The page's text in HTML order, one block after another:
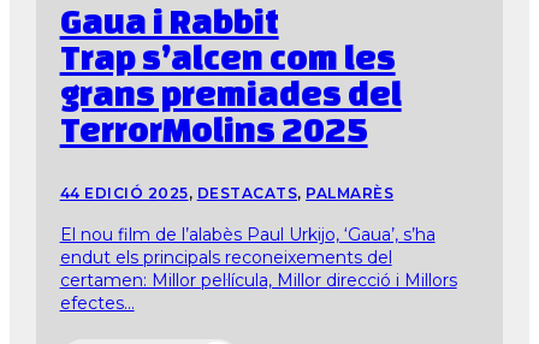
Gaua i Rabbit
Trap s’alcen com les
grans premiades del
TerrorMolins 2025
44 EDICIÓ 2025, DESTACATS, PALMARÈS
El nou film de l’alabès Paul Urkijo, ‘Gaua’, s’ha
endut els principals reconeixements del
certamen: Millor pel·lícula, Millor direcció i Millors
efectes...